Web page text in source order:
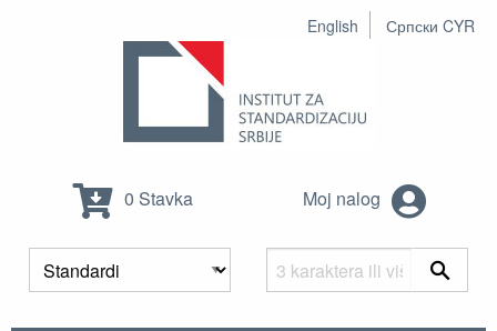
English Српски CYR
0 Stavka Moj nalog